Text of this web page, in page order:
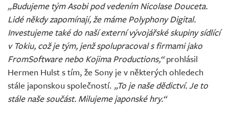
„Budujeme tým Asobi pod vedením Nicolase Douceta.
Lidé někdy zapomínají, že máme Polyphony Digital.
Investujeme také do naší externí vývojářské skupiny sídlící
v Tokiu, což je tým, jenž spolupracoval s firmami jako
FromSoftware nebo Kojima Productions,“prohlásil
Hermen Hulst s tím, že Sony je v některých ohledech
stále japonskou společností. „To je naše dědictví. Je to
stále naše součást. Milujeme japonské hry.“